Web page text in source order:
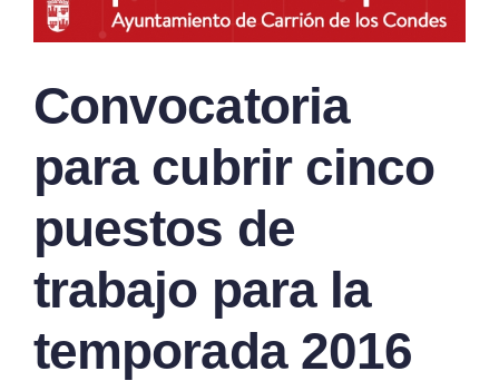
Convocatoria
para cubrir cinco
puestos de
trabajo para la
temporada 2016